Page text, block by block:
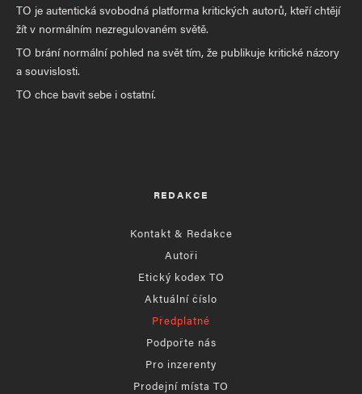
TO je autentická svobodná platforma kritických autorů, kteří chtějí
žít v normálním nezregulovaném světě.
TO brání normální pohled na svět tím, že publikuje kritické názory
a souvislosti.
TO chce bavit sebe i ostatní.
REDAKCE
Kontakt & Redakce
Autoři
Etický kodex TO
Aktuální číslo
Předplatné
Podpořte nás
Pro inzerenty
Prodejní místa TO